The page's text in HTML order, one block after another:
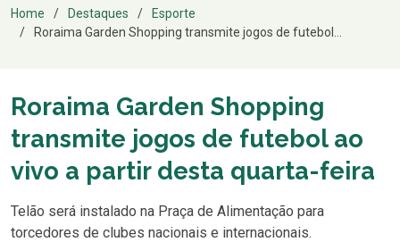
Home Destaques
Esporte
Roraima Garden Shopping transmite jogos de futebol...
Roraima Garden Shopping
transmite jogos de futebol ao
vivo a partir desta quarta-feira
Telão será instalado na Praça de Alimentação para
torcedores de clubes nacionais e internacionais.